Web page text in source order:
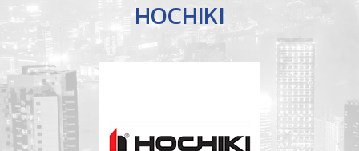
HOCHIKI